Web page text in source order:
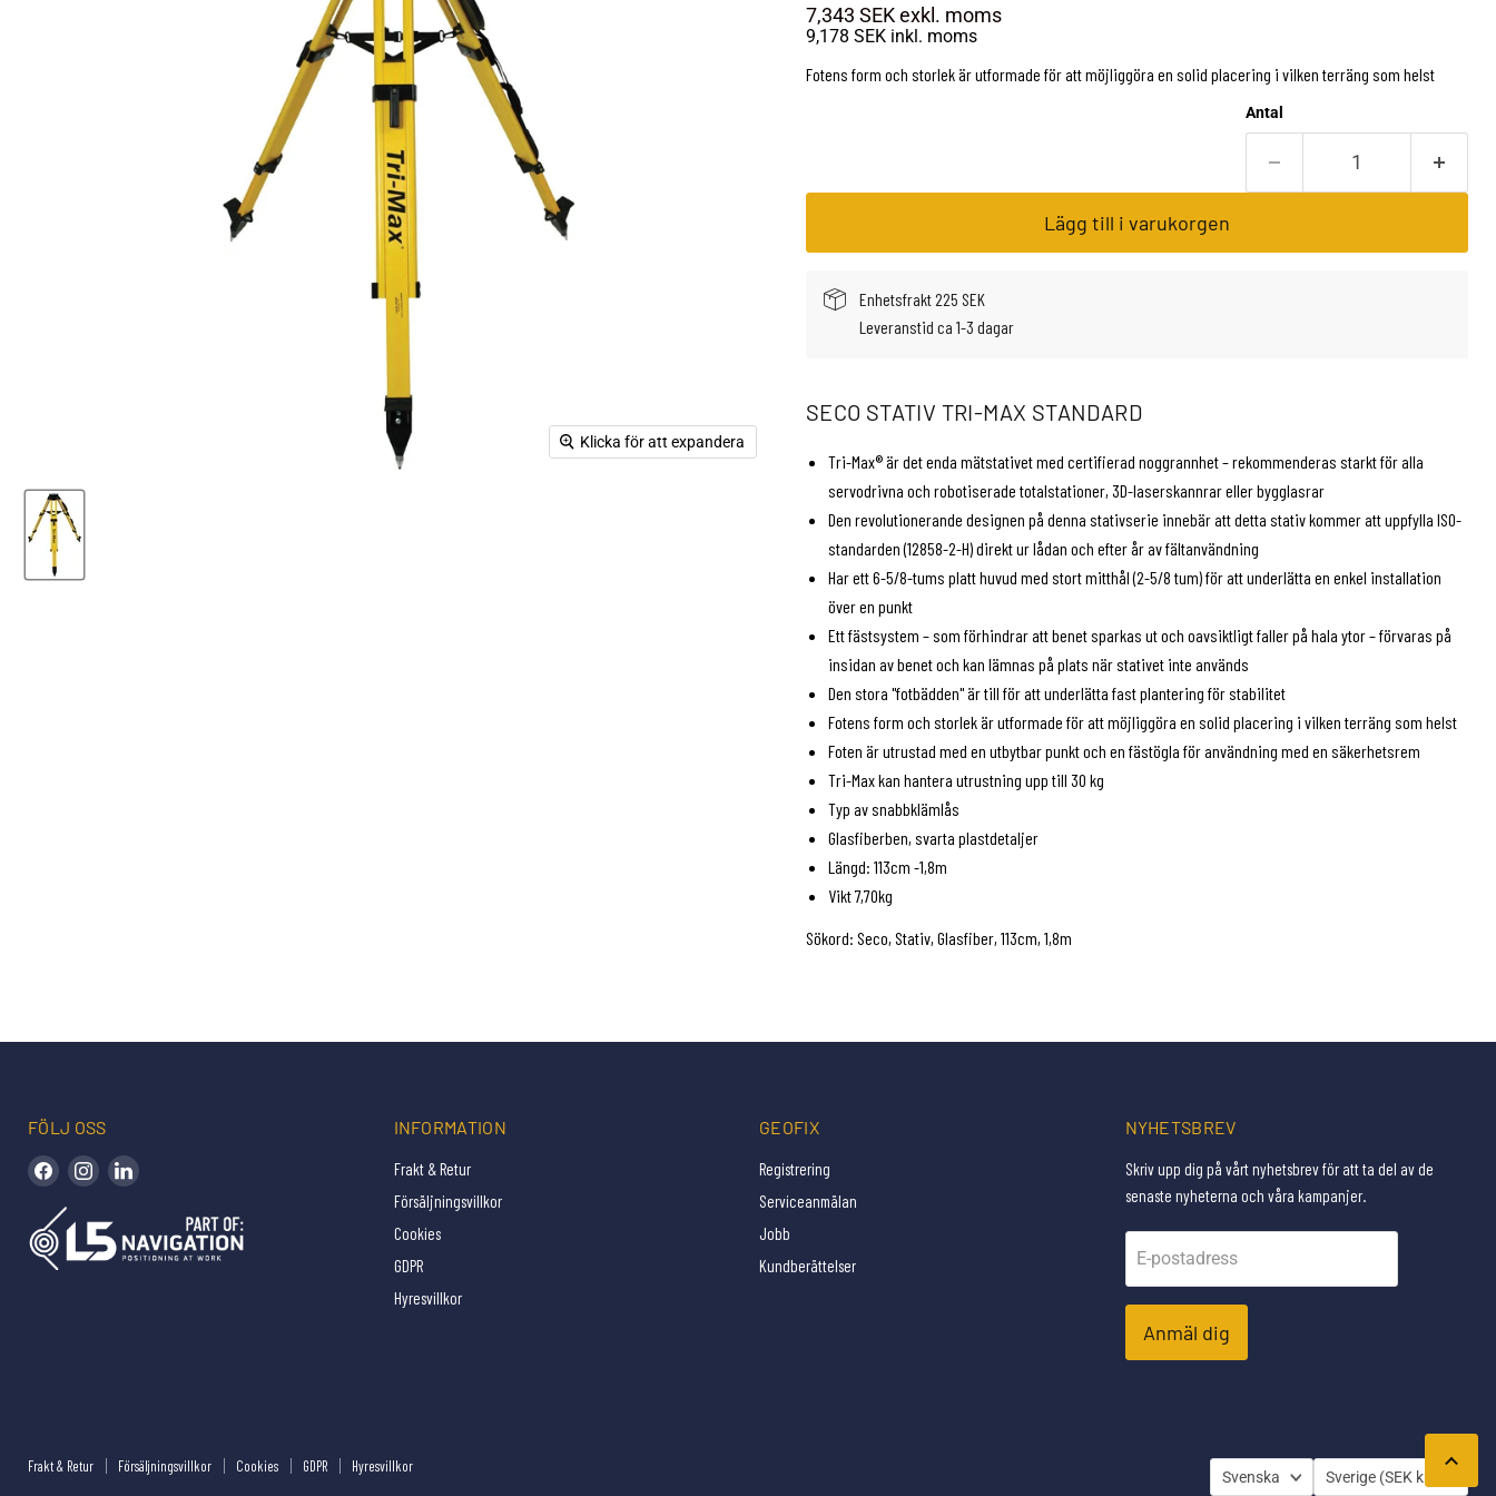
Klicka för att expandera
7,343 SEKexkl. moms
9,178 SEKinkl. moms
Fotens form och storlek är utformade för att möjliggöra en solid placering i vilken terräng som helst
Antal
Lägg till i varukorgen
Enhetsfrakt 225 SEK
Leveranstid ca 1-3 dagar
SECO STATIV TRI-MAX STANDARD
Tri-Max® är det enda mätstativet med certifierad noggrannhet – rekommenderas starkt för alla
servodrivna och robotiserade totalstationer, 3D-laserskannrar eller bygglasrar
Den revolutionerande designen på denna stativserie innebär att detta stativ kommer att uppfylla ISO-
standarden (12858-2-H) direkt ur lådan och efter år av fältanvändning
Har ett 6-5/8-tums platt huvud med stort mitthål (2-5/8 tum) för att underlätta en enkel installation
över en punkt
Ett fästsystem – som förhindrar att benet sparkas ut och oavsiktligt faller på hala ytor – förvaras på
insidan av benet och kan lämnas på plats när stativet inte används
Den stora "fotbädden" är till för att underlätta fast plantering för stabilitet
Fotens form och storlek är utformade för att möjliggöra en solid placering i vilken terräng som helst
Foten är utrustad med en utbytbar punkt och en fästögla för användning med en säkerhetsrem
Tri-Max kan hantera utrustning upp till 30 kg
Typ av snabbklämlås
Glasfiberben, svarta plastdetaljer
Längd: 113cm -1,8m
Vikt 7,70kg
Sökord: Seco, Stativ, Glasfiber, 113cm, 1,8m
FÖLJ OSS
Hitta oss på Facebook
Hitta oss på Instagram
INFORMATION
Frakt & Retur
Försäljningsvillkor
Cookies
GDPR
Hyresvillkor
GEOFIX
Registrering
Serviceanmälan
Jobb
Kundberättelser
NYHETSBREV
Skriv upp dig på vårt nyhetsbrev för att ta del av de
senaste nyheterna och våra kampanjer.
E-postadress
Anmäl dig
Frakt & Retur Försäljningsvillkor Cookies GDPR Hyresvillkor SPRÅK
Svenska LAND
Sverige (SEK kr)